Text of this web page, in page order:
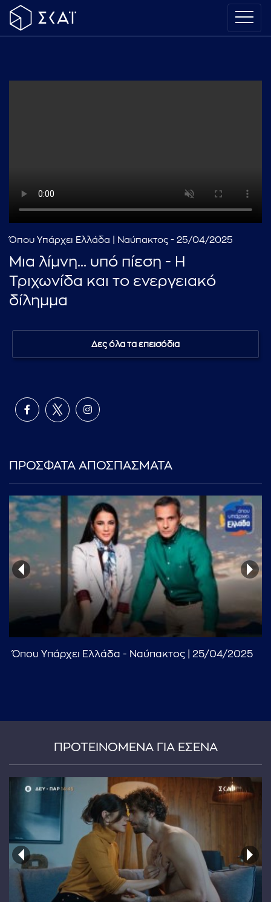
...πληκτρολογήστε κείμενο προς αναζήτηση
Όπου Υπάρχει Ελλάδα | Ναύπακτος - 25/04/2025
Μια λίμνη... υπό πίεση - Η
Τριχωνίδα και το ενεργειακό
δίλημμα
Δες όλα τα επεισόδια
ΠΡΟΣΦΑΤΑ ΑΠΟΣΠΑΣΜΑΤΑ
Όπου Υπάρχει Ελλάδα - Ναύπακτος | 25/04/2025
ΠΡΟΤΕΙΝΟΜΕΝΑ ΓΙΑ ΕΣΕΝΑ